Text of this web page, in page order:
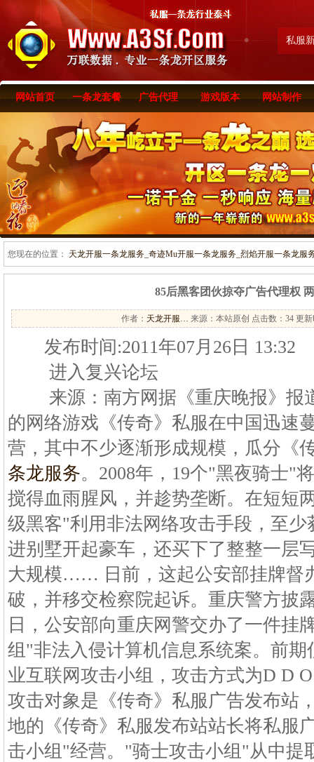
私服
网站首页 一条龙套餐 广告代理 游戏版本 网站制作
您现在的位置： 天龙开服一条龙服务_奇迹Mu开服一条龙服务_烈焰开服一条龙服
85后黑客团伙掠夺广告代理权
作者： 天龙开服… 来源：本站原创 点击数： 34 更新
发布时间:2011年07月26日 13:32
进入复兴论坛
来源：南方网据《重庆晚报》报
的网络游戏《传奇》私服在中国迅速
营，其中不少逐渐形成规模，瓜分《
条龙服务。2008年，19个"黑夜骑士"
搅得血雨腥风，并趁势垄断。在短短
级黑客"利用非法网络攻击手段，至少
进别墅开起豪车，还买下了整整一层
大规模…… 日前，这起公安部挂牌督
破，并移交检察院起诉。重庆警方披
日，公安部向重庆网警交办了一件挂
组"非法入侵计算机信息系统案。前
业互联网攻击小组，攻击方式为D D
攻击对象是《传奇》私服广告发布站
地的《传奇》私服发布站站长将私服
击小组"经营。"骑士攻击小组"从中提